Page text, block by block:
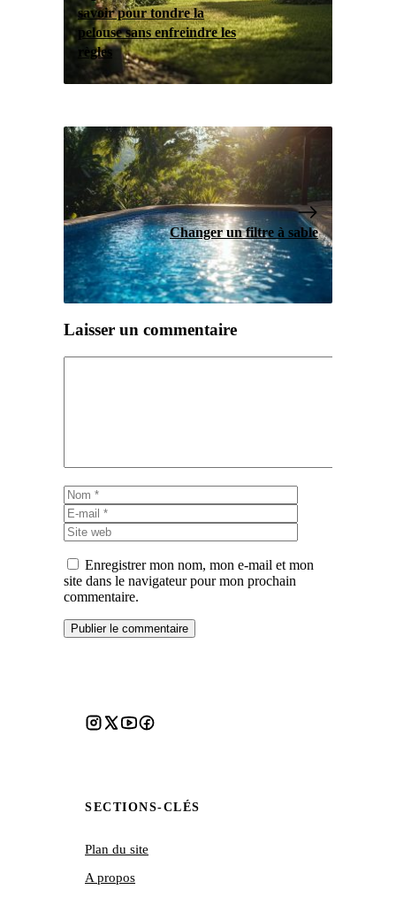
savoir pour tondre la
pelouse sans enfreindre les
règles
Changer un filtre à sable
Laisser un commentaire
Nom
mail
web
Enregistrer mon nom, mon e-mail et mon
site dans le navigateur pour mon prochain
commentaire.
SECTIONS-CLÉS
Plan du site
A propos